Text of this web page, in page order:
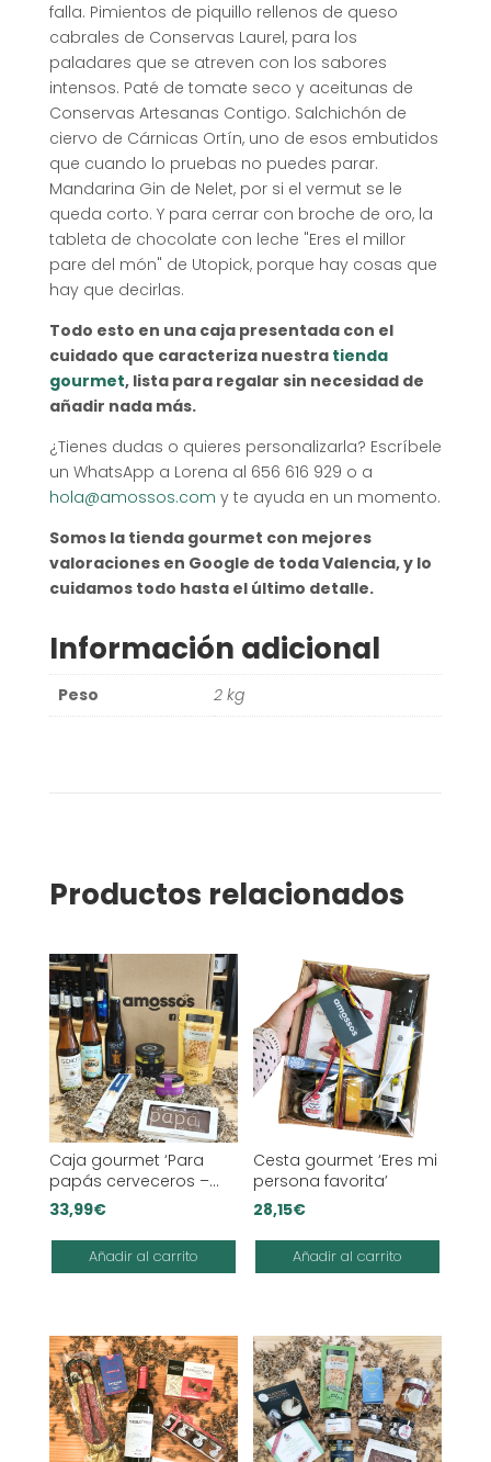
falla. Pimientos de piquillo rellenos de queso
cabrales de Conservas Laurel, para los
paladares que se atreven con los sabores
intensos. Paté de tomate seco y aceitunas de
Conservas Artesanas Contigo. Salchichón de
ciervo de Cárnicas Ortín, uno de esos embutidos
que cuando lo pruebas no puedes parar.
Mandarina Gin de Nelet, por si el vermut se le
queda corto. Y para cerrar con broche de oro, la
tableta de chocolate con leche "Eres el millor
pare del món" de Utopick, porque hay cosas que
hay que decirlas.
Todo esto en una caja presentada con el
cuidado que caracteriza nuestra tienda
gourmet, lista para regalar sin necesidad de
añadir nada más.
¿Tienes dudas o quieres personalizarla? Escríbele
un WhatsApp a Lorena al 656 616 929 o a
hola@amossos.com y te ayuda en un momento.
Somos la tienda gourmet con mejores
valoraciones en Google de toda Valencia, y lo
cuidamos todo hasta el último detalle.
Información adicional
Peso 2 kg
Productos relacionados
Caja gourmet ‘Para
papás cerveceros –
Basic box’
33,99€
Añadir al carrito
Cesta gourmet ‘Eres mi
persona favorita’
28,15€
Añadir al carrito